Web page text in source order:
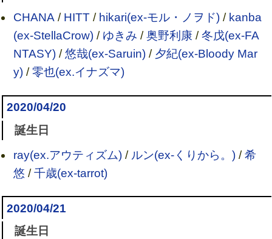
CHANA / HITT/ hikari(ex-モル・ノヲド)/ kanba
(ex-StellaCrow)/ ゆきみ /奥野利康/冬戊(ex-FA
NTASY)/悠哉(ex-Saruin)/ 夕紀(ex-Bloody Mar
y)/ 零也(ex.イナズマ)
2020/04/20
誕生日
ray(ex.アウティズム)/ ルン(ex-くりから。)/希
悠 /千歳(ex-tarrot)
2020/04/21
誕生日